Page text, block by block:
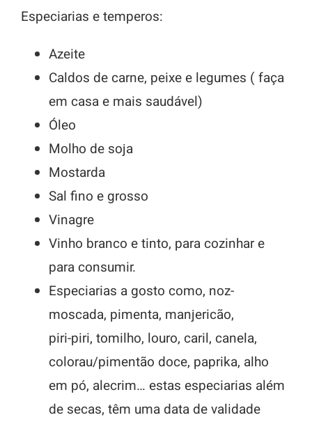
Especiarias e temperos:
Azeite
Caldos de carne, peixe e legumes ( faça
em casa e mais saudável)
Óleo
Molho de soja
Mostarda
Sal fino e grosso
Vinagre
Vinho branco e tinto, para cozinhar e
para consumir.
Especiarias a gosto como, noz-
moscada, pimenta, manjericão,
piri-piri, tomilho, louro, caril, canela,
colorau/pimentão doce, paprika, alho
em pó, alecrim… estas especiarias além
de secas, têm uma data de validade